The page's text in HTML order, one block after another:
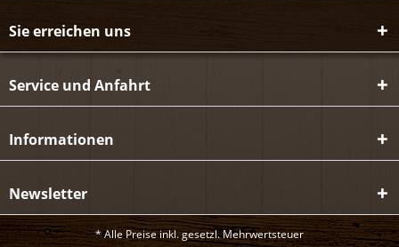
Sie erreichen uns
Service und Anfahrt
Informationen
Newsletter
* Alle Preise inkl. gesetzl. Mehrwertsteuer